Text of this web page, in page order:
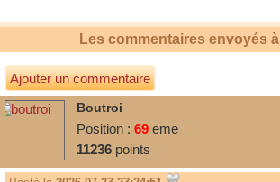
Les commentaires envoyés à
Ajouter un commentaire
Boutroi
Position : 69 eme
11236 points